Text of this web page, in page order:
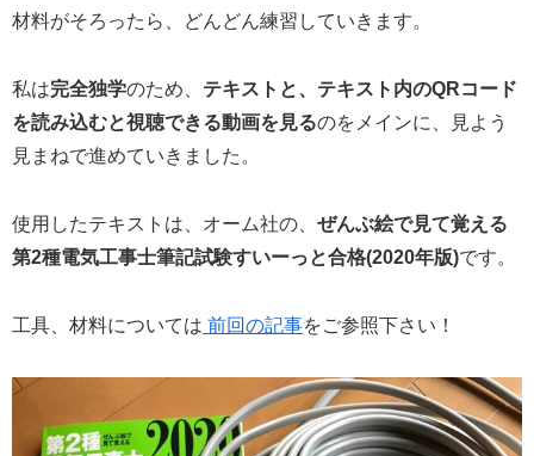
材料がそろったら、どんどん練習していきます。
私は完全独学のため、 テキストと、テキスト内のQRコード
を読み込むと視聴できる動画を見るのをメインに、見よう
見まねで進めていきました。
使用したテキストは、オーム社の、 ぜんぶ絵で見て覚える
第2種電気工事士筆記試験すいーっと合格(2020年版)です。
工具、材料については 前回の記事をご参照下さい！